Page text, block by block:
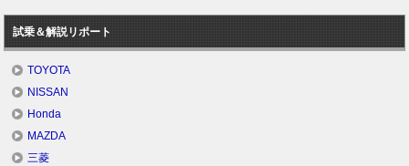
試乗＆解説リポート
TOYOTA
NISSAN
Honda
MAZDA
三菱